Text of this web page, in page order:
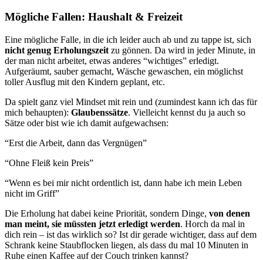
Mögliche Fallen: Haushalt & Freizeit
Eine mögliche Falle, in die ich leider auch ab und zu tappe ist, sich
nicht genug Erholungszeit zu gönnen. Da wird in jeder Minute, in
der man nicht arbeitet, etwas anderes “wichtiges” erledigt.
Aufgeräumt, sauber gemacht, Wäsche gewaschen, ein möglichst
toller Ausflug mit den Kindern geplant, etc.
Da spielt ganz viel Mindset mit rein und (zumindest kann ich das für
mich behaupten): Glaubenssätze. Vielleicht kennst du ja auch so
Sätze oder bist wie ich damit aufgewachsen:
“Erst die Arbeit, dann das Vergnügen”
“Ohne Fleiß kein Preis”
“Wenn es bei mir nicht ordentlich ist, dann habe ich mein Leben
nicht im Griff”
Die Erholung hat dabei keine Priorität, sondern Dinge, von denen
man meint, sie müssten jetzt erledigt werden. Horch da mal in
dich rein – ist das wirklich so? Ist dir gerade wichtiger, dass auf dem
Schrank keine Staubflocken liegen, als dass du mal 10 Minuten in
Ruhe einen Kaffee auf der Couch trinken kannst?